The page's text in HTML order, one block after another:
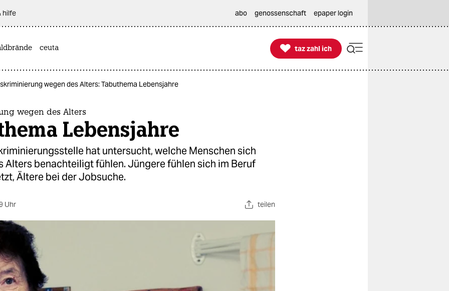
hilfe abo genossenschaft epaper login
ceuta 
taz zahl ich
taz zahl ich
wegen des Alters: Tabuthema Lebensjahre
wegen des Alters
Lebensjahre
hat untersucht, welche Menschen sich
Alters benachteiligt fühlen. Jüngere fühlen sich im Beruf
Ältere bei der Jobsuche.
Uhr teilen